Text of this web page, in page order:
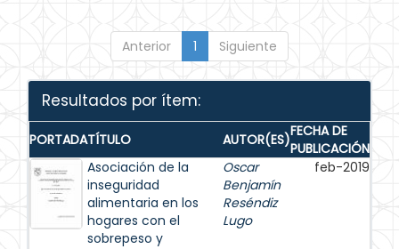
Anterior 1 Siguiente
Resultados por ítem:
PORTADATÍTULO AUTOR(ES)FECHA DE
PUBLICACIÓN
Asociación de la
inseguridad
alimentaria en los
hogares con el
sobrepeso y
Oscar
Benjamín
Reséndiz
Lugo
feb-2019